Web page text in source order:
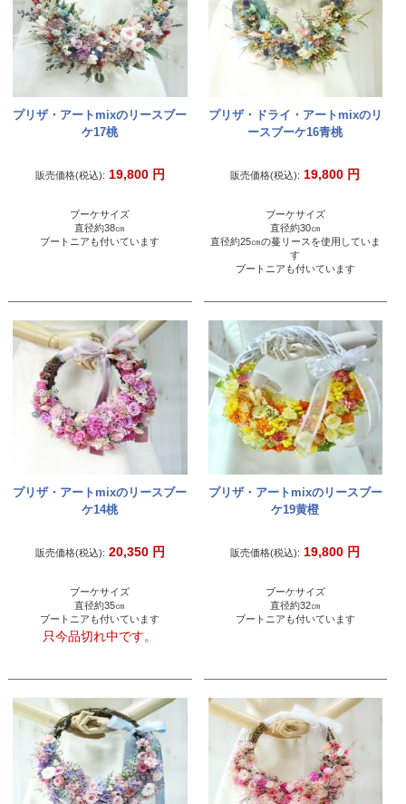
プリザ・アートmixのリースブー
ケ17桃
販売価格(税込): 19,800 円
ブーケサイズ
直径約38㎝
ブートニアも付いています
プリザ・ドライ・アートmixのリ
ースブーケ16青桃
販売価格(税込): 19,800 円
ブーケサイズ
直径約30㎝
直径約25㎝の蔓リースを使用していま
す
ブートニアも付いています
プリザ・アートmixのリースブー
ケ14桃
販売価格(税込): 20,350 円
ブーケサイズ
直径約35㎝
ブートニアも付いています
只今品切れ中です。
プリザ・アートmixのリースブー
ケ19黄橙
販売価格(税込): 19,800 円
ブーケサイズ
直径約32㎝
ブートニアも付いています